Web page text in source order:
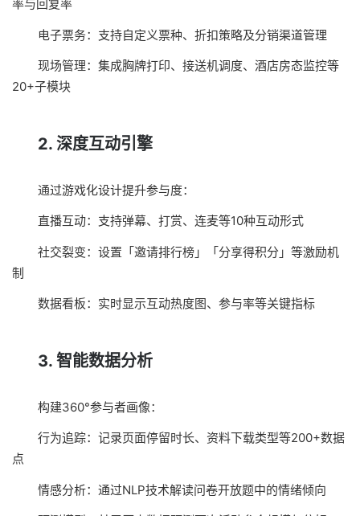
率与回复率
电子票务：支持自定义票种、折扣策略及分销渠道管理
现场管理：集成胸牌打印、接送机调度、酒店房态监控等
20+子模块
2. 深度互动引擎
通过游戏化设计提升参与度：
直播互动：支持弹幕、打赏、连麦等10种互动形式
社交裂变：设置「邀请排行榜」「分享得积分」等激励机
制
数据看板：实时显示互动热度图、参与率等关键指标
3. 智能数据分析
构建360°参与者画像：
行为追踪：记录页面停留时长、资料下载类型等200+数据
点
情感分析：通过NLP技术解读问卷开放题中的情绪倾向